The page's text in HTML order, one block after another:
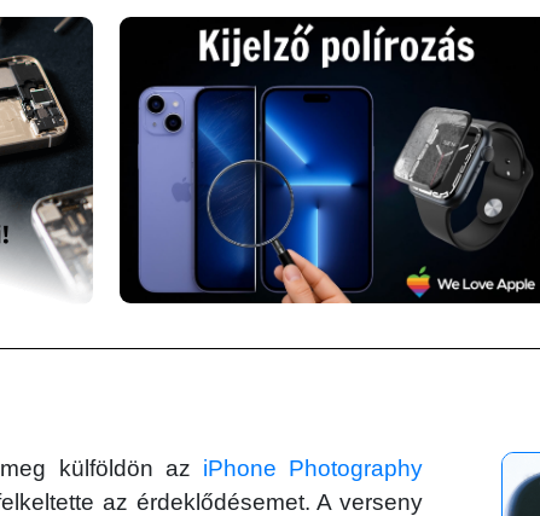
külföldön az iPhone Photography
az érdeklődésemet. A verseny